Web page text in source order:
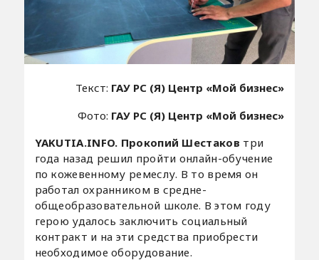
Текст: ГАУ РС (Я) Центр «Мой бизнес»
Фото: ГАУ РС (Я) Центр «Мой бизнес»
YAKUTIA.INFO. Прокопий Шестаков три
года назад решил пройти онлайн-обучение
по кожевенному ремеслу. В то время он
работал охранником в средне-
общеобразовательной школе. В этом году
герою удалось заключить социальный
контракт и на эти средства приобрести
необходимое оборудование.